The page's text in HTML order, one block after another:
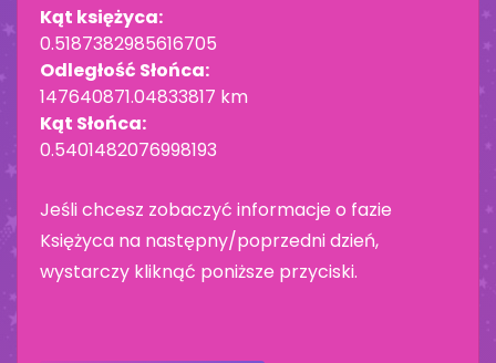
Kąt księżyca:
0.5187382985616705
Odległość Słońca:
147640871.04833817 km
Kąt Słońca:
0.5401482076998193
Jeśli chcesz zobaczyć informacje o fazie
Księżyca na następny/poprzedni dzień,
wystarczy kliknąć poniższe przyciski.